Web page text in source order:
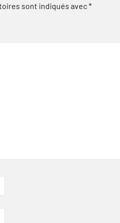
sont indiqués avec*